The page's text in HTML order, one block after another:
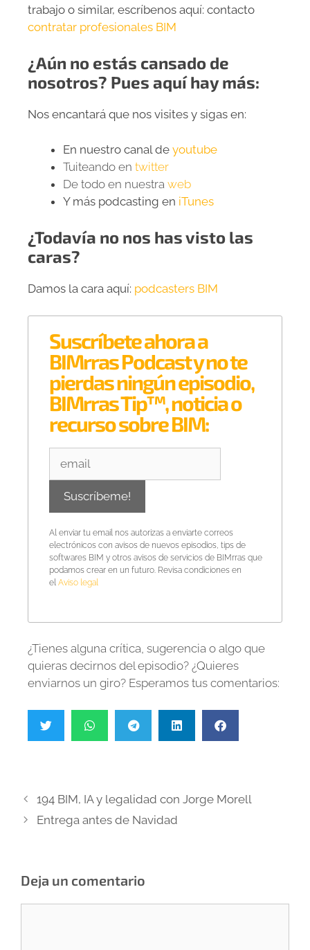
trabajo o similar, escríbenos aquí: contacto
contratar profesionales BIM
¿Aún no estás cansado de
nosotros? Pues aquí hay más:
Nos encantará que nos visites y sigas en:
En nuestro canal de youtube
Tuiteando en twitter
De todo en nuestra web
Y más podcasting en iTunes
¿Todavía no nos has visto las
caras?
Damos la cara aquí: podcasters BIM
Suscríbete ahora a
BIMrras Podcast y no te
pierdas ningún episodio,
BIMrras Tip™, noticia o
recurso sobre BIM:
Al enviar tu email nos autorizas a enviarte correos
electrónicos con avisos de nuevos episodios, tips de
softwares BIM y otros avisos de servicios de BIMrras que
podamos crear en un futuro. Revisa condiciones en
el Aviso legal
¿Tienes alguna crítica, sugerencia o algo que
quieras decirnos del episodio? ¿Quieres
enviarnos un giro? Esperamos tus comentarios:
194 BIM, IA y legalidad con Jorge Morell
Entrega antes de Navidad
Deja un comentario